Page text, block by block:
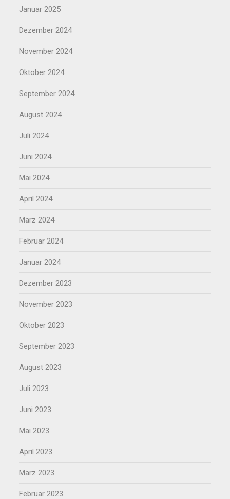
Januar 2025
Dezember 2024
November 2024
Oktober 2024
September 2024
August 2024
Juli 2024
Juni 2024
Mai 2024
April 2024
März 2024
Februar 2024
Januar 2024
Dezember 2023
November 2023
Oktober 2023
September 2023
August 2023
Juli 2023
Juni 2023
Mai 2023
April 2023
März 2023
Februar 2023